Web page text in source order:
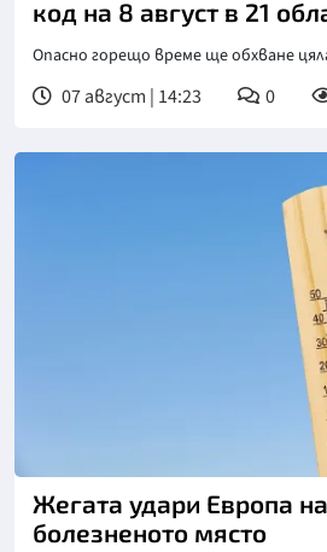
код на 8 август в 21
Опасно горещо време ще обхване
07 август | 14:23 0
Жегата удари Европа
болезненото място